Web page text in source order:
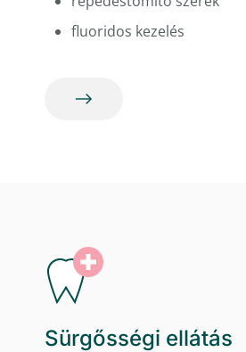
fluoridos kezelés
Sürgősségi ellátás